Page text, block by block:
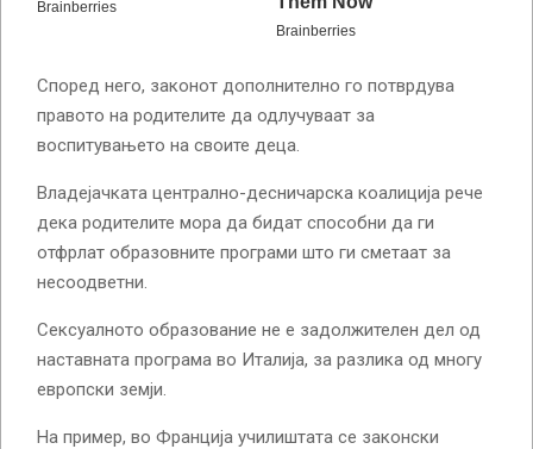
Според него, законот дополнително го потврдува
правото на родителите да одлучуваат за
воспитувањето на своите деца.
Владејачката централно-десничарска коалиција рече
дека родителите мора да бидат способни да ги
отфрлат образовните програми што ги сметаат за
несоодветни.
Сексуалното образование не е задолжителен дел од
наставната програма во Италија, за разлика од многу
европски земји.
На пример, во Франција училиштата се законски